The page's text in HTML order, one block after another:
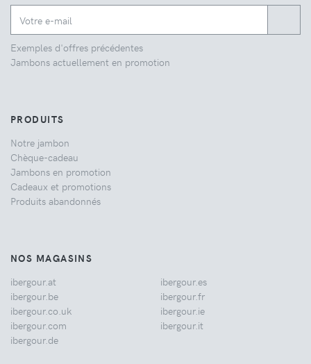
Exemples d'offres précédentes
Jambons actuellement en promotion
PRODUITS
Notre jambon
Chèque-cadeau
Jambons en promotion
Cadeaux et promotions
Produits abandonnés
NOS MAGASINS
ibergour.at
ibergour.be
ibergour.co.uk
ibergour.com
ibergour.de
ibergour.es
ibergour.fr
ibergour.ie
ibergour.it